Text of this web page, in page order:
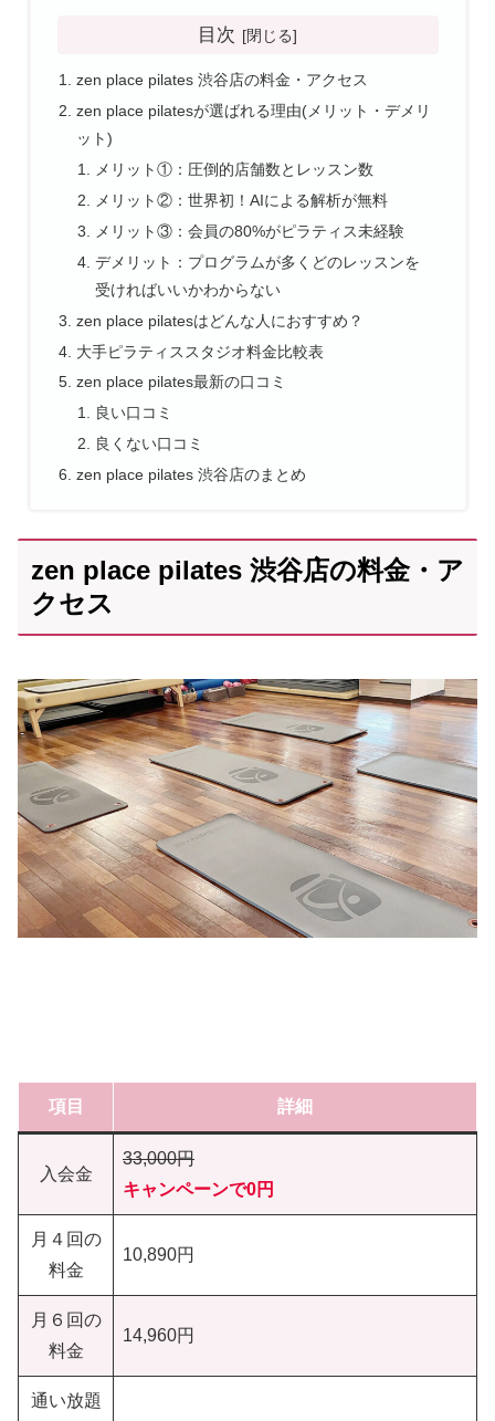
目次
zen place pilates 渋谷店の料金・アクセス
zen place pilatesが選ばれる理由(メリット・デメリ
ット)
メリット①：圧倒的店舗数とレッスン数
メリット②：世界初！AIによる解析が無料
メリット③：会員の80%がピラティス未経験
デメリット：プログラムが多くどのレッスンを
受ければいいかわからない
zen place pilatesはどんな人におすすめ？
大手ピラティススタジオ料金比較表
zen place pilates最新の口コミ
良い口コミ
良くない口コミ
zen place pilates 渋谷店のまとめ
zen place pilates 渋谷店の料金・ア
クセス
項目 詳細
入会金
33,000円
キャンペーンで0円
月４回の
料金
10,890円
月６回の
料金
14,960円
通い放題